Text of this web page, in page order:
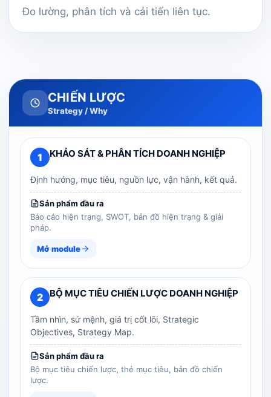
Đo lường, phân tích và cải tiến liên tục.
CHIẾN LƯỢC
Strategy / Why
1 KHẢO SÁT & PHÂN TÍCH DOANH NGHIỆP
Định hướng, mục tiêu, nguồn lực, vận hành, kết quả.
Sản phẩm đầu ra
Báo cáo hiện trạng, SWOT, bản đồ hiện trạng & giải
pháp.
Mở module
2 BỘ MỤC TIÊU CHIẾN LƯỢC DOANH NGHIỆP
Tầm nhìn, sứ mệnh, giá trị cốt lõi, Strategic
Objectives, Strategy Map.
Sản phẩm đầu ra
Bộ mục tiêu chiến lược, thẻ mục tiêu, bản đồ chiến
lược.